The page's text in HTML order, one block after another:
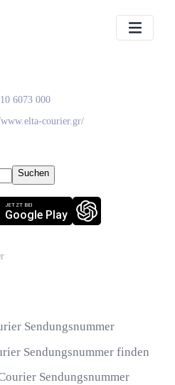
6073 000
courier.gr/
Suchen
Google Play
JETZT BEI
Sendungsnummer
Sendungsnummer finden
Sendungsnummer